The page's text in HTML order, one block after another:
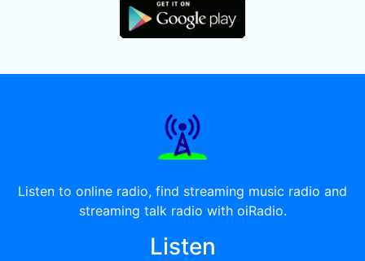
Listen to online radio, find streaming music radio and
streaming talk radio with oiRadio.
Listen